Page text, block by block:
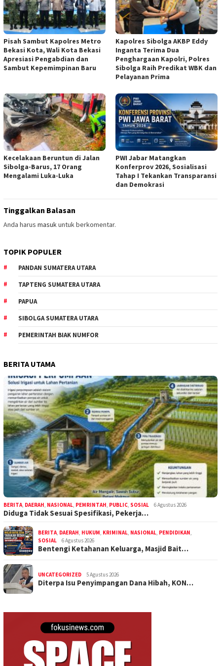
Pisah Sambut Kapolres Metro
Bekasi Kota, Wali Kota Bekasi
Apresiasi Pengabdian dan
Sambut Kepemimpinan Baru
Kapolres Sibolga AKBP Eddy
Inganta Terima Dua
Penghargaan Kapolri, Polres
Sibolga Raih Predikat WBK dan
Pelayanan Prima
Kecelakaan Beruntun di Jalan
Sibolga-Barus, 17 Orang
Mengalami Luka-Luka
PWI Jabar Matangkan
Konferprov 2026, Sosialisasi
Tahap I Tekankan Transparansi
dan Demokrasi
Tinggalkan Balasan
Anda harus masukuntuk berkomentar.
TOPIK POPULER
PANDAN SUMATERA UTARA
TAPTENG SUMATERA UTARA
PAPUA
SIBOLGA SUMATERA UTARA
PEMERINTAH BIAK NUMFOR
BERITA UTAMA
BERITA, DAERAH, NASIONAL, PEMRINTAH, PUBLIC, SOSIAL 6 Agustus 2026
Diduga Tidak Sesuai Spesifikasi, Pekerja…
BERITA, DAERAH, HUKUM, KRIMINAL, NASIONAL, PENDIDIKAN,
SOSIAL
6 Agustus 2026
Bentengi Ketahanan Keluarga, Masjid Bait…
UNCATEGORIZED 5 Agustus 2026
Diterpa Isu Penyimpangan Dana Hibah, KON…